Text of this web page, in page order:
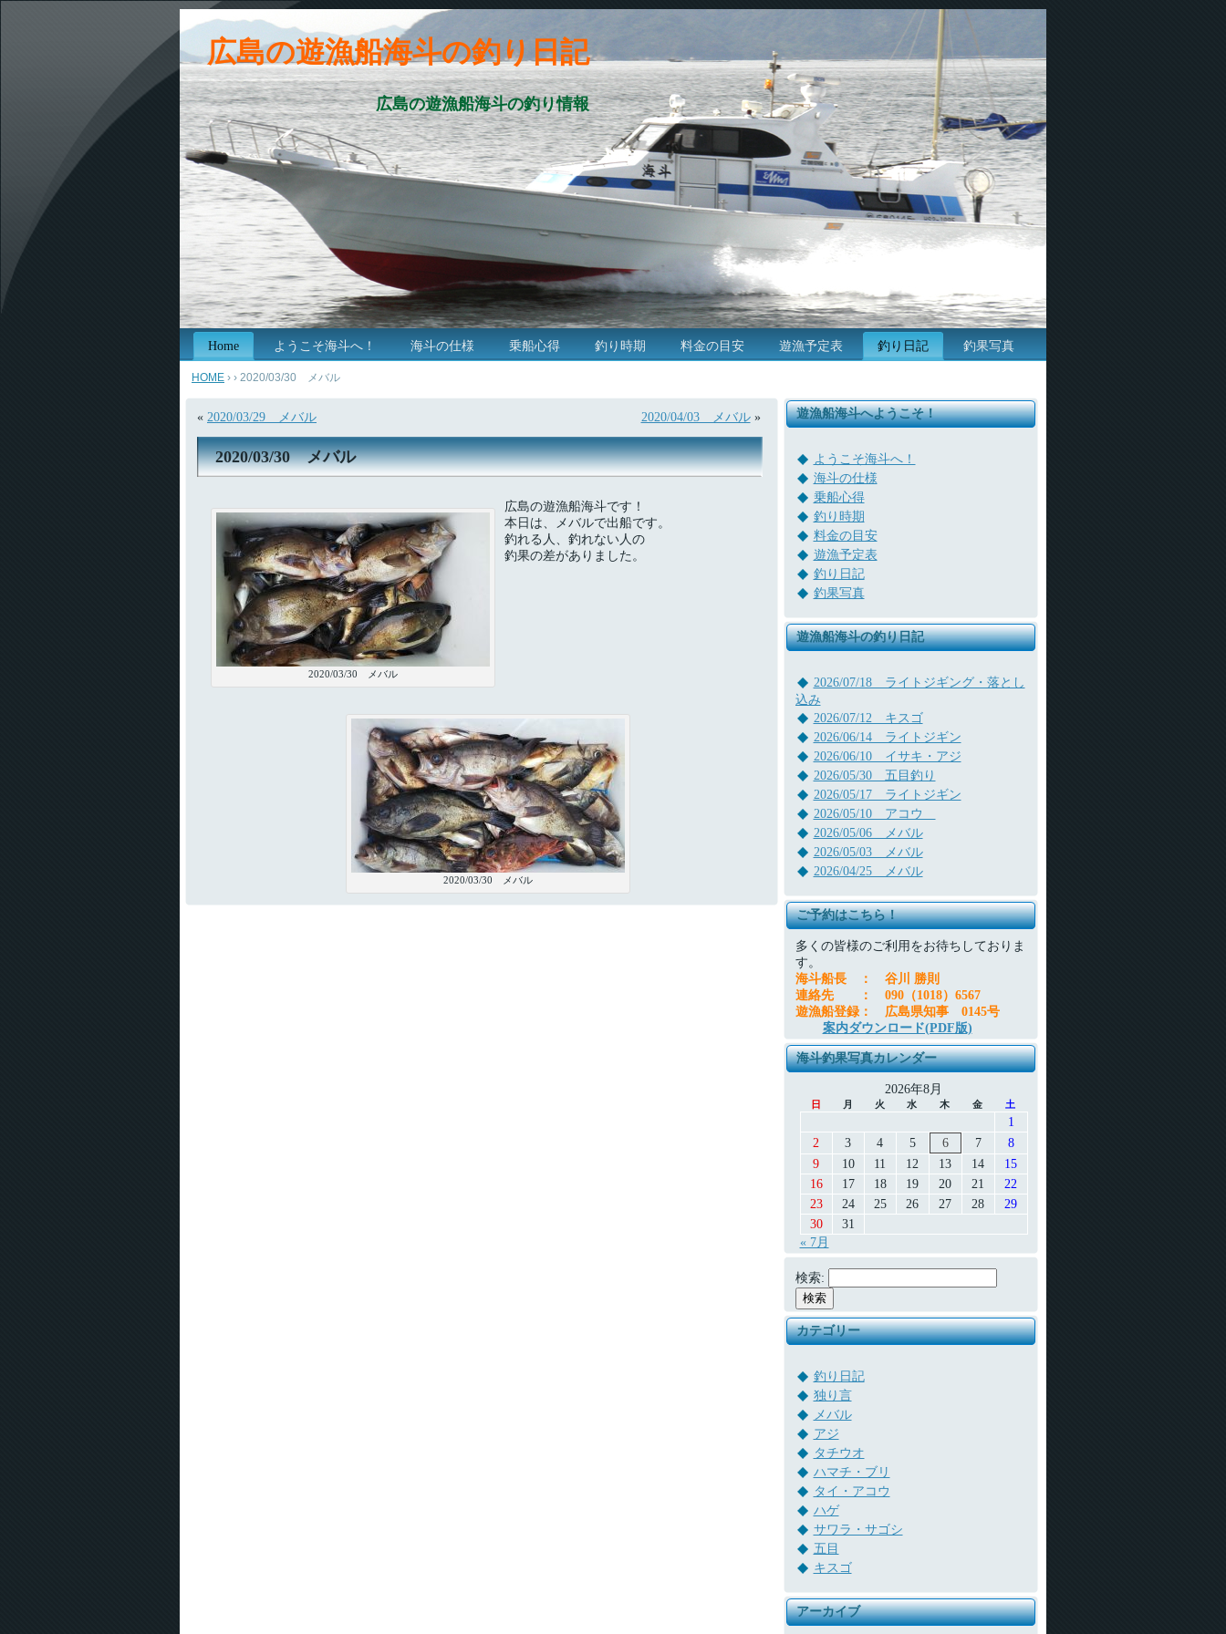
広島の遊漁船海斗の釣り日記
広島の遊漁船海斗の釣り情報
Home ようこそ海斗へ！ 海斗の仕様 乗船心得 釣り時期 料金の目安 遊漁予定表 釣り日記 釣果写真
HOME › › 2020/03/30 メバル
« 2020/03/29 メバル 2020/04/03 メバル»
2020/03/30 メバル
2020/03/30 メバル
広島の遊漁船海斗です！
本日は、メバルで出船です。
釣れる人、釣れない人の
釣果の差がありました。
2020/03/30 メバル
遊漁船海斗へようこそ！
ようこそ海斗へ！
海斗の仕様
乗船心得
釣り時期
料金の目安
遊漁予定表
釣り日記
釣果写真
遊漁船海斗の釣り日記
2026/07/18 ライトジギング・落とし
込み
2026/07/12 キスゴ
2026/06/14 ライトジギン
2026/06/10 イサキ・アジ
2026/05/30 五目釣り
2026/05/17 ライトジギン
2026/05/10 アコウ
2026/05/06 メバル
2026/05/03 メバル
2026/04/25 メバル
ご予約はこちら！
多くの皆様のご利用をお待ちしておりま
す。
海斗船長
：
谷川 勝則
連絡先
：
090（1018）6567
遊漁船登録：
広島県知事 0145号
案内ダウンロード(PDF版)
海斗釣果写真カレンダー
2026年8月
日 月 火 水 木 金 土
« 7月
1
2
3 4 5 6 7
8
9
10 11 12 13 14
15
16
17 18 19 20 21
22
23
24 25 26 27 28
29
30
31
検索:
カテゴリー
釣り日記
独り言
メバル
アジ
タチウオ
ハマチ・ブリ
タイ・アコウ
ハゲ
サワラ・サゴシ
五目
キスゴ
アーカイブ